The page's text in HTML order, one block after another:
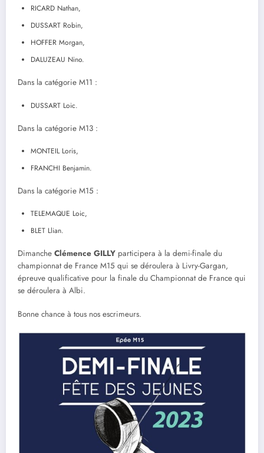
RICARD Nathan,
DUSSART Robin,
HOFFER Morgan,
DALUZEAU Nino.
Dans la catégorie M11 :
DUSSART Loic.
Dans la catégorie M13 :
MONTEIL Loris,
FRANCHI Benjamin.
Dans la catégorie M15 :
TELEMAQUE Loic,
BLET Llian.
Dimanche Clémence GILLY participera à la demi-finale du
championnat de France M15 qui se déroulera à Livry-Gargan,
épreuve qualificative pour la finale du Championnat de France qui
se déroulera à Albi.
Bonne chance à tous nos escrimeurs.